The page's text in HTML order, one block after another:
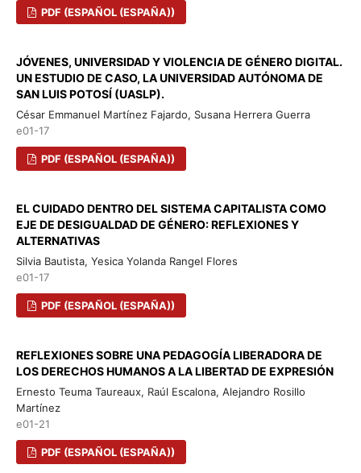
PDF (ESPAÑOL (ESPAÑA))
JÓVENES, UNIVERSIDAD Y VIOLENCIA DE GÉNERO DIGITAL.
UN ESTUDIO DE CASO, LA UNIVERSIDAD AUTÓNOMA DE
SAN LUIS POTOSÍ (UASLP).
César Emmanuel Martínez Fajardo, Susana Herrera Guerra
e01-17
PDF (ESPAÑOL (ESPAÑA))
EL CUIDADO DENTRO DEL SISTEMA CAPITALISTA COMO
EJE DE DESIGUALDAD DE GÉNERO: REFLEXIONES Y
ALTERNATIVAS
Silvia Bautista, Yesica Yolanda Rangel Flores
e01-17
PDF (ESPAÑOL (ESPAÑA))
REFLEXIONES SOBRE UNA PEDAGOGÍA LIBERADORA DE
LOS DERECHOS HUMANOS A LA LIBERTAD DE EXPRESIÓN
Ernesto Teuma Taureaux, Raúl Escalona, Alejandro Rosillo
Martínez
e01-21
PDF (ESPAÑOL (ESPAÑA))